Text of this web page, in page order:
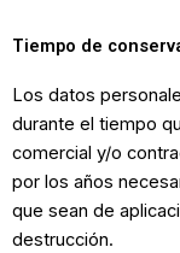
Tiempo de
Los datos
durante el tiempo
comercial y/o
por los años
que sean de
destrucción.